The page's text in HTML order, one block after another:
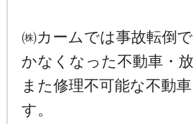
㈱カームでは事故転倒
かなくなった不動車・
また修理不可能な不動
す。